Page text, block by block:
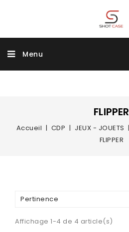
Menu
FLIPPER
Accueil CDP JEUX - JOUETS
FLIPPER
Pertinence
Affichage 1-4 de 4 article(s)